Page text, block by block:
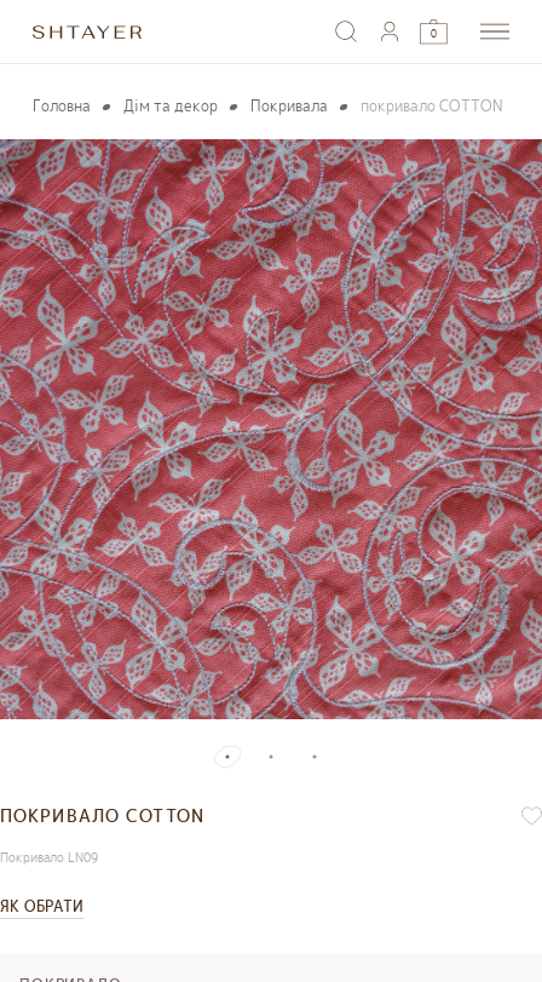
0
Головна Дім та декор Покривала покривало COTTON
ПОКРИВАЛО COTTON
Покривало LN09
ЯК ОБРАТИ